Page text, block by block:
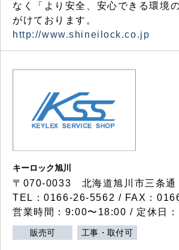
なく「より安全、安心できる環境
がけております。
http://www.shineilock.co.jp
キーロック旭川
〒070-0033 北海道旭川市三条通
TEL：0166-26-5562 / FAX：
営業時間：9:00〜18:00 / 定休日：
販売可 工事・取付可